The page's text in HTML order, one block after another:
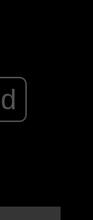
างยังคง...